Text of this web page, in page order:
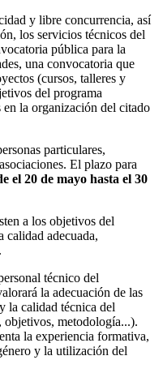
y libre concurrencia, así
los servicios técnicos del
pública para la
una convocatoria que
(cursos, talleres y
del programa
la organización del citado
particulares,
El plazo para
el 20 de mayo hasta el 30
a los objetivos del
calidad adecuada,
técnico del
la adecuación de las
la calidad técnica del
objetivos, metodología...).
la experiencia formativa,
y la utilización del